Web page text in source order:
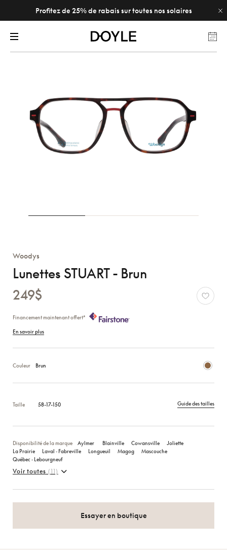
Profitez de 25% de rabais sur toutes nos solaires
Woodys
Lunettes STUART - Brun
249$
Financement maintenant offert*
En savoir plus
Couleur Brun
Taille 58-17-150 Guide des tailles
Disponibilité de la marque Aylmer Blainville Cowansville
Joliette
La Prairie
Laval ‑ Fabreville Longueuil Magog
Mascouche
Québec ‑ Lebourgneuf
Voir toutes (11)
Essayer en boutique